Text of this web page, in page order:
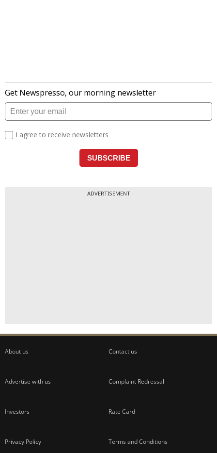
ADVERTISEMENT
About us Contact us
Advertise with us Complaint Redressal
Investors Rate Card
Privacy Policy Terms and Conditions